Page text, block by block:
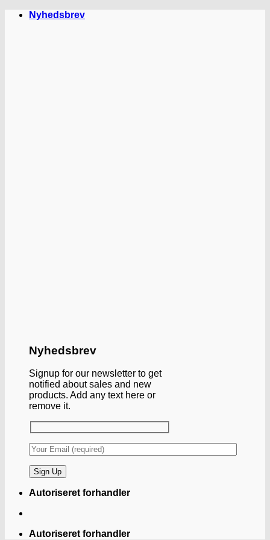
FortsætNyhedsbrev
Nyhedsbrev
Signup for our newsletter to get
notified about sales and new
products. Add any text here or
remove it.
Autoriseret forhandler
Autoriseret forhandler